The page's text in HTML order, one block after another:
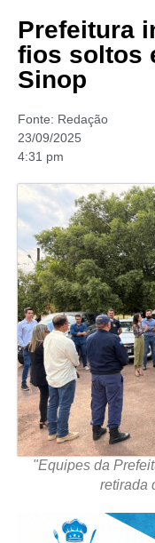
Prefeitura
fios soltos
Sinop
Fonte: Redação
23/09/2025
4:31 pm
"Equipes da
retirada